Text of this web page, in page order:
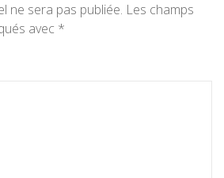
ne sera pas publiée. Les champs
avec *